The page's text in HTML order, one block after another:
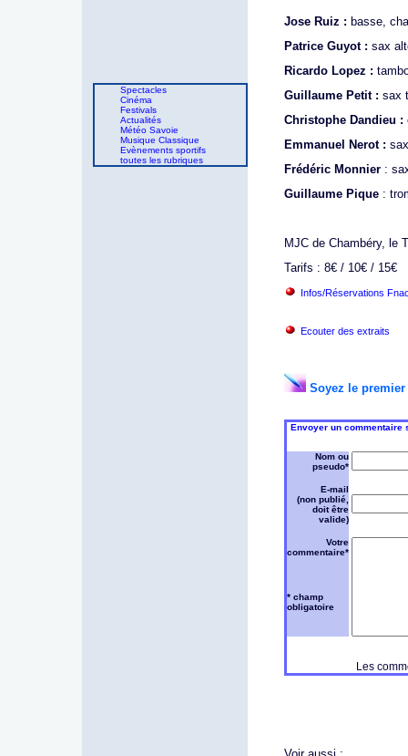
Spectacles
Cinéma
Festivals
Actualités
Météo Savoie
Musique Classique
Evènements sportifs
toutes les rubriques
Jose Ruiz : basse,
Patrice Guyot : sax
Ricardo Lopez :
Guillaume Petit : sax
Christophe Dandieu :
Emmanuel Nerot :
Frédéric Monnier :
Guillaume Pique :
MJC de Chambéry, le
Tarifs : 8€ / 10€ / 15€
Infos/Réservations
Ecouter des extraits
Soyez le
Envoyer un commentaire
Nom ou
pseudo*
E-mail
(non publié,
doit être
valide)
Votre
commentaire*
* champ
obligatoire
Les